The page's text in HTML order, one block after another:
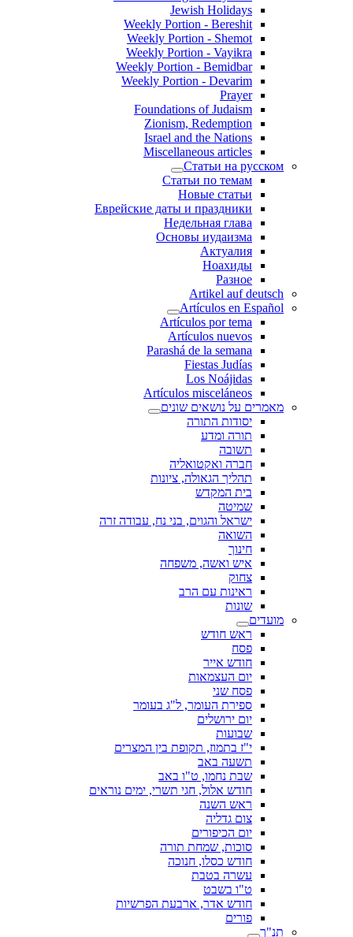
Jewish Holidays
Weekly Portion - Bereshit
Weekly Portion - Shemot
Weekly Portion - Vayikra
Weekly Portion - Bemidbar
Weekly Portion - Devarim
Prayer
Foundations of Judaism
Zionism, Redemption
Israel and the Nations
Miscellaneous articles
Статьи на русском
Статьи по темам
Новые статьи
Еврейские даты и праздники
Недельная глава
Основы иудаизма
Актуалия
Ноахиды
Разное
Artikel auf deutsch
Artículos en Español
Artículos por tema
Artículos nuevos
Parashá de la semana
Fiestas Judías
Los Noájidas
Artículos misceláneos
מאמרים על נושאים שונים
יסודות התורה
תורה ומדע
תשובה
חברה ואקטואליה
תהליך הגאולה, ציונות
בית המקדש
שמיטה
ישראל והגוים, בני נח, עבודה זרה
השואה
חינוך
איש ואשה, משפחה
צחוק
ראינות עם הרב
שונות
מועדים
ראש חודש
פסח
חודש אייר
יום העצמאות
פסח שני
ספירת העומר, ל"ג בעומר
יום ירושלים
שבועות
י"ז בתמוז, תקופת בין המצרים
תשעה באב
שבת נחמו, ט"ו באב
חודש אלול, חגי תשרי, ימים נוראים
ראש השנה
צום גדליה
יום הכיפורים
סוכות, שמחת תורה
חודש כסלו, חנוכה
עשרה בטבת
ט"ו בשבט
חודש אדר, ארבעת הפרשיות
פורים
תנ"ך